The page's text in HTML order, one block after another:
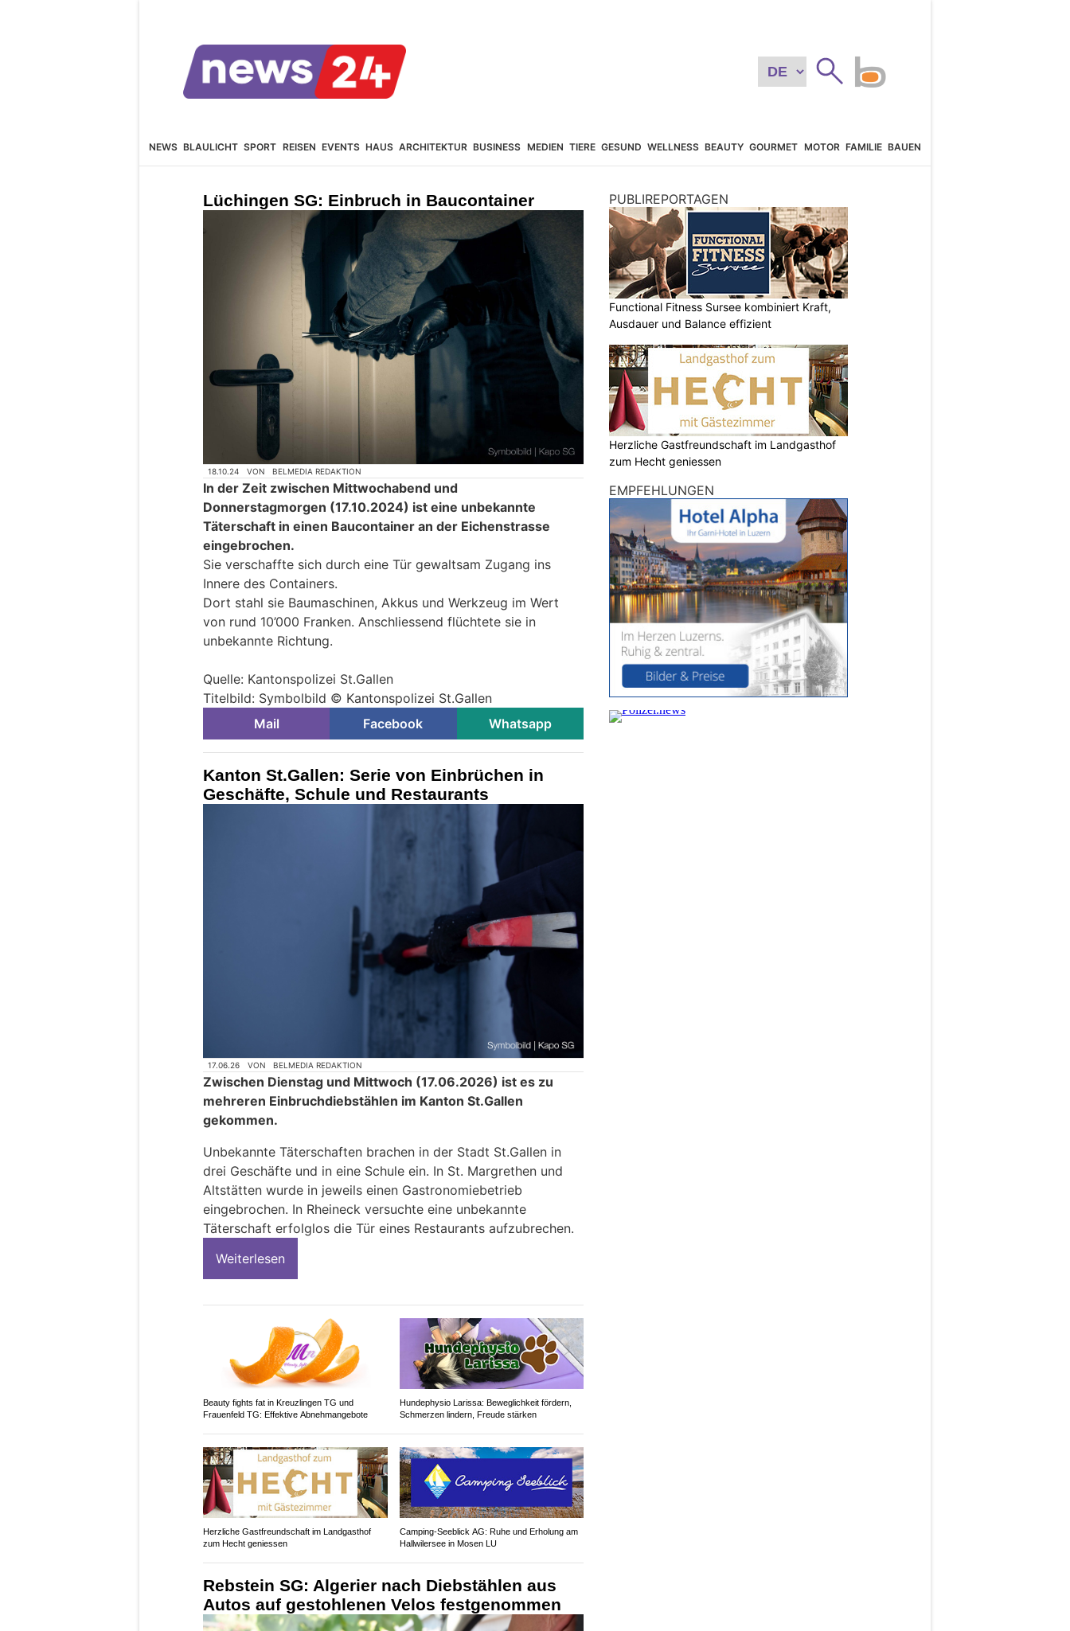
NEWS BLAULICHT SPORT REISEN EVENTS HAUS ARCHITEKTUR BUSINESS MEDIEN TIERE GESUND WELLNESS BEAUTY GOURMET MOTOR FAMILIE BAUEN
Lüchingen SG: Einbruch in Baucontainer
18.10.24 VON BELMEDIA REDAKTION
In der Zeit zwischen Mittwochabend und
Donnerstagmorgen (17.10.2024) ist eine unbekannte
Täterschaft in einen Baucontainer an der Eichenstrasse
eingebrochen.
Sie verschaffte sich durch eine Tür gewaltsam Zugang ins
Innere des Containers.
Dort stahl sie Baumaschinen, Akkus und Werkzeug im Wert
von rund 10’000 Franken. Anschliessend flüchtete sie in
unbekannte Richtung.
Quelle: Kantonspolizei St.Gallen
Titelbild: Symbolbild © Kantonspolizei St.Gallen
Mail
Facebook Whatsapp
Kanton St.Gallen: Serie von Einbrüchen in
Geschäfte, Schule und Restaurants
17.06.26 VON BELMEDIA REDAKTION
Zwischen Dienstag und Mittwoch (17.06.2026) ist es zu
mehreren Einbruchdiebstählen im Kanton St.Gallen
gekommen.
Unbekannte Täterschaften brachen in der Stadt St.Gallen in
drei Geschäfte und in eine Schule ein. In St. Margrethen und
Altstätten wurde in jeweils einen Gastronomiebetrieb
eingebrochen. In Rheineck versuchte eine unbekannte
Täterschaft erfolglos die Tür eines Restaurants aufzubrechen.
Weiterlesen
Beauty fights fat in Kreuzlingen TG und
Frauenfeld TG: Effektive Abnehmangebote
Hundephysio Larissa: Beweglichkeit fördern,
Schmerzen lindern, Freude stärken
Herzliche Gastfreundschaft im Landgasthof
zum Hecht geniessen
Camping-Seeblick AG: Ruhe und Erholung am
Hallwilersee in Mosen LU
Rebstein SG: Algerier nach Diebstählen aus
Autos auf gestohlenen Velos festgenommen
PUBLIREPORTAGEN
Functional Fitness Sursee kombiniert Kraft,
Ausdauer und Balance effizient
Herzliche Gastfreundschaft im Landgasthof
zum Hecht geniessen
EMPFEHLUNGEN